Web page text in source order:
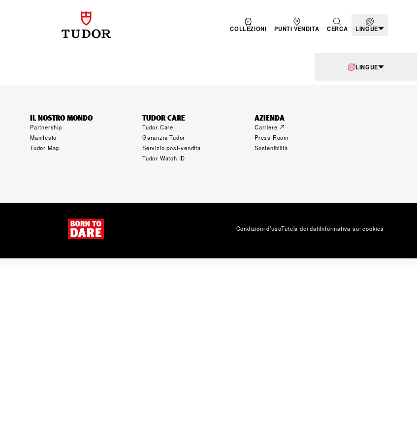
COLLEZIONI PUNTI VENDITA CERCA LINGUE
IL NOSTRO MONDO
Partnership
Manifesto
Tudor Mag.
TUDOR CARE
Tudor Care
Garanzia Tudor
Servizio post‑vendita
Tudor Watch ID
AZIENDA
Carriere
Press Room
Sostenibilità
LINGUE
Condizioni d’usoTutela dei datiInformativa sui cookies